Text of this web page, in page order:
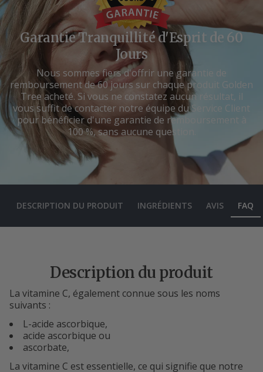
Garantie Tranquillité d'Esprit de 60
Jours
Nous sommes fiers d'offrir une garantie de
remboursement de 60 jours sur chaque produit Golden
Tree acheté. Si vous ne constatez aucun résultat, il
vous suffit de contacter notre équipe du Service Client
pour bénéficier d'une garantie de remboursement à
100 %, sans aucune question.
DESCRIPTION DU PRODUIT INGRÉDIENTS AVIS FAQ
Description du produit
La vitamine C, également connue sous les noms
suivants :
L-acide ascorbique,
acide ascorbique ou
ascorbate,
La vitamine C est essentielle, ce qui signifie que notre